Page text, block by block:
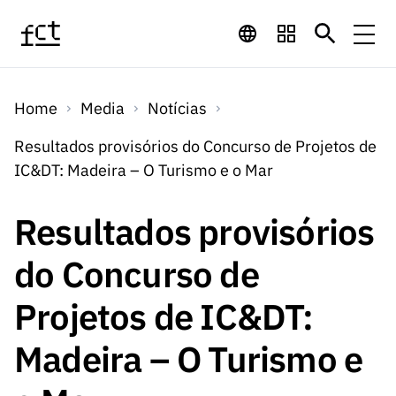
Financiamento
Programas de
Financiamento
Internacional
Prémios
LINKS
Computaç
Científico
Projetos
I&D
Concursos
Concursos Previstos
Concursos Fechados
Calendário de
Concursos FCT 2026
LINKS
RÁPIDOS
Científico
Projetos
I&D
Serviços
ServiçosServiços digitais:
Tecnologia para o
Conhecimento
Media
MediaNotícias
Notas de ImprensaRÁPIDOS
Sobre
Home Media
Notícias
Resultados provisórios do Concurso de Projetos de
IC&DT: Madeira – O Turismo e o Mar
Resultados provisórios
do Concurso de
Projetos de IC&DT:
Madeira – O Turismo e